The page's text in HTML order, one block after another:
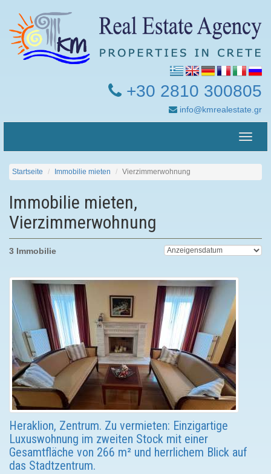
+30 2810 300805
info@kmrealestate.gr
Toggle
Startseite Immobilie mieten Vierzimmerwohnung
Immobilie mieten,
Vierzimmerwohnung
3 Immobilie
Heraklion, Zentrum. Zu vermieten: Einzigartige
Luxuswohnung im zweiten Stock mit einer
Gesamtfläche von 266 m² und herrlichem Blick auf
das Stadtzentrum.